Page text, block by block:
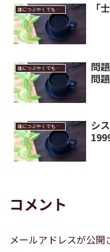
誰につぶやくでもなく 「
誰につぶやくでもなく
問
問
誰につぶやくでもなく
シ
コメント
メールアドレスが公開